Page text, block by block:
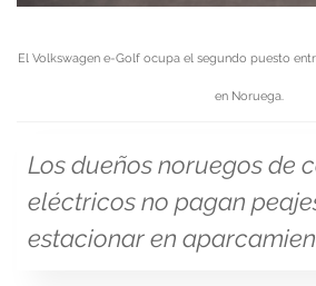
El Volkswagen e-Golf ocupa el segundo puesto
en Noruega.
Los dueños noruegos de
eléctricos no pagan
estacionar en